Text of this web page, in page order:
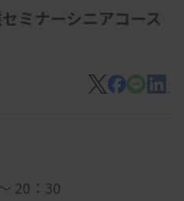
ミナーシニアコース
20：30